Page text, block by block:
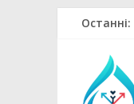
Останні: